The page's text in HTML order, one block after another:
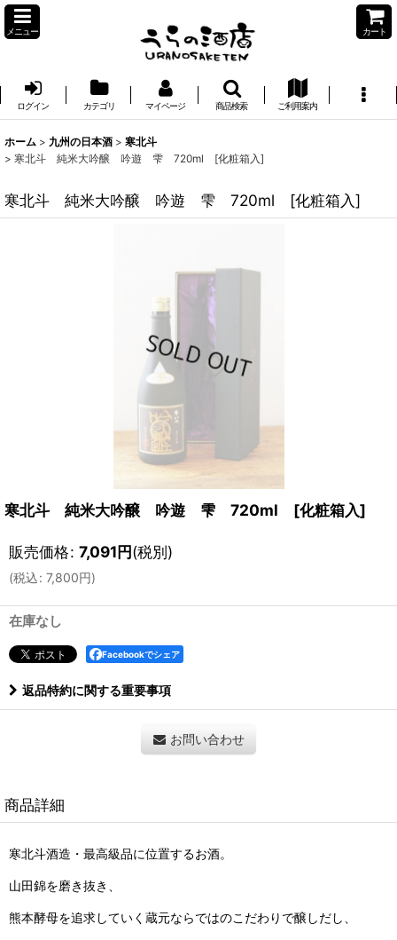
メニュー カート
ログイン カテゴリ マイページ 商品検索 ご利用案内
ホーム > 九州の日本酒 > 寒北斗
> 寒北斗 純米大吟醸 吟遊 雫 720ml [化粧箱入]
寒北斗 純米大吟醸 吟遊 雫 720ml [化粧箱入]
寒北斗 純米大吟醸 吟遊 雫 720ml [化粧箱入]
販売価格: 7,091円(税別)
(税込: 7,800円)
在庫なし
Facebookでシェア
返品特約に関する重要事項
お問い合わせ
商品詳細
寒北斗酒造・最高級品に位置するお酒。
山田錦を磨き抜き、
熊本酵母を追求していく蔵元ならではのこだわりで醸しだし、